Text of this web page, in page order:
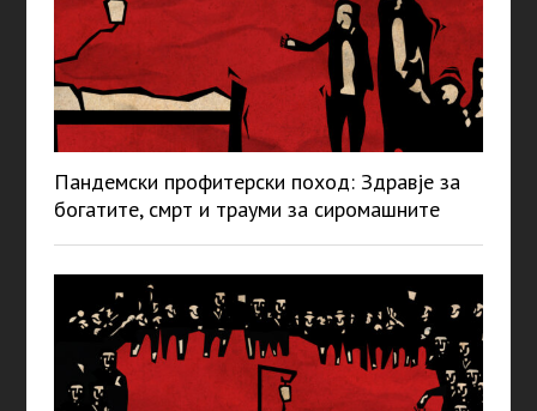
Пандемски профитерски поход: Здравје за
богатите, смрт и трауми за сиромашните